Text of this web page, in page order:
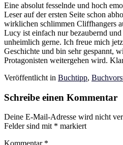
Eine absolut fesselnde und hoch
Leser auf der ersten Seite schon
wirklichen schlimmen Cliffhangers
Lucy ist einfach nur bezaubernd
unheimlich gerne. Ich freue mich
Geschichte und bin sehr gespannt,
Protagonisten weitergehen wird.
Veröffentlicht in Buchtipp,
Schreibe einen Kommentar
Deine E-Mail-Adresse wird nicht
Felder sind mit * markiert